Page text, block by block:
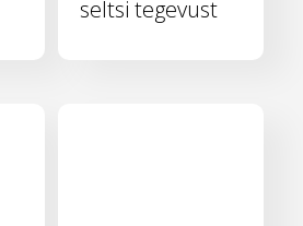
seltsi tegevust